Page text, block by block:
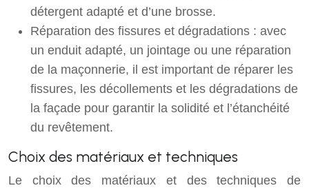
détergent adapté et d’une brosse.
Réparation des fissures et dégradations : avec
un enduit adapté, un jointage ou une réparation
de la maçonnerie, il est important de réparer les
fissures, les décollements et les dégradations de
la façade pour garantir la solidité et l’étanchéité
du revêtement.
Choix des matériaux et techniques
Le choix des matériaux et des techniques de